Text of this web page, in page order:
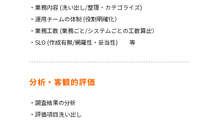
・業務内容 (洗い出し/整理・カテゴライズ)
・運用チームの体制 (役割明確化）
・業務工数 (業務ごと/システムごとの工数算出）
・SLO (作成有無/網羅性・妥当性) 等
分析・客観的評価
・調査結果の分析
・評価項目洗い出し